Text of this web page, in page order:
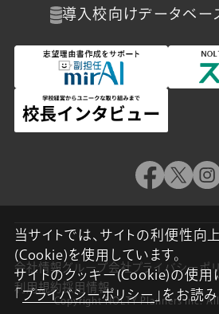
導入校向けデータベー
会社情報 グループ会社プライバシーポ
利用規約 採用情報
Copyright NOLTY Planners Inc. All
当サイトでは、サイトの利便性向
(Cookie)を使用しています。
サイトのクッキー(Cookie)の使用
「プライバシーポリシー 」をお読